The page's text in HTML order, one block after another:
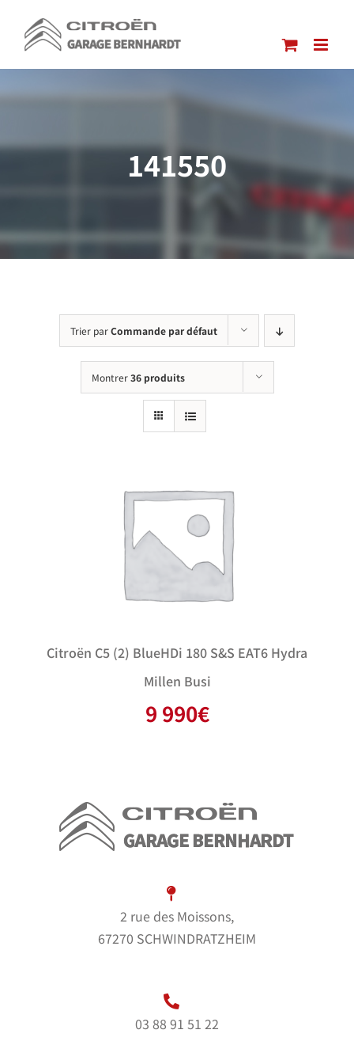
contenu
141550
Trier parCommande par défaut
Montrer36 produits
Citroën C5 (2) BlueHDi 180 S&S EAT6 Hydra
Millen Busi
9 990€
2 rue des Moissons,
67270 SCHWINDRATZHEIM
03 88 91 51 22